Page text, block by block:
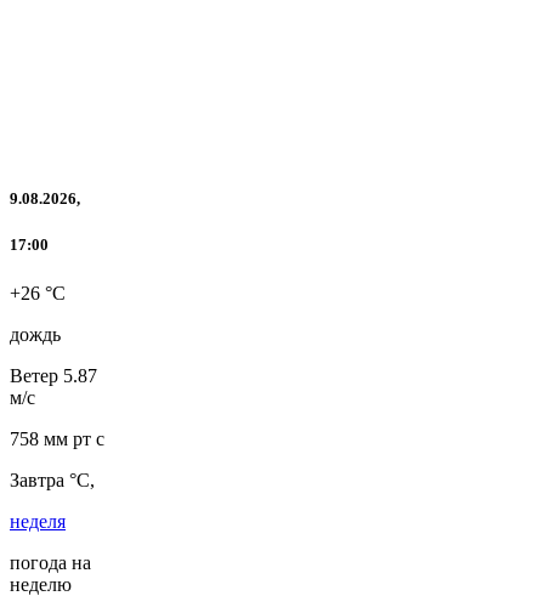
9.08.2026,
17:00
+26 °C
дождь
Ветер 5.87
м/с
758 мм рт с
Завтра °C,
неделя
погода на
неделю